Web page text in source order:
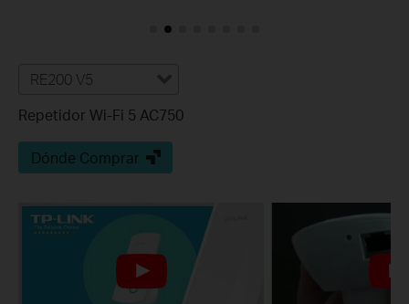
RE200 V5
Repetidor Wi-Fi 5 AC750
Dónde Comprar